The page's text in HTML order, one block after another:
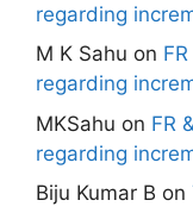
regarding
M K Sahu on
regarding
MKSahu on FR
regarding
Biju Kumar B on